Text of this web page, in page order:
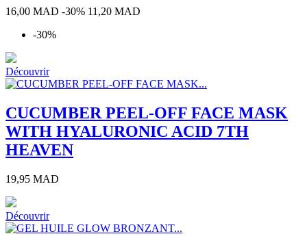
Prix
base
16,00 MAD -30% Prix
11,20 MAD
-30%
Découvrir
CUCUMBER PEEL-OFF FACE MASK
WITH HYALURONIC ACID 7TH
HEAVEN
Prix
19,95 MAD
Découvrir